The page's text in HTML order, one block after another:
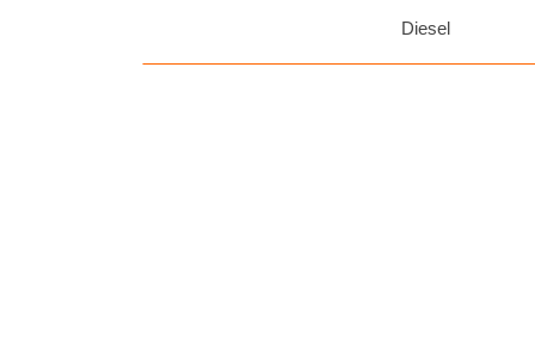
Diesel